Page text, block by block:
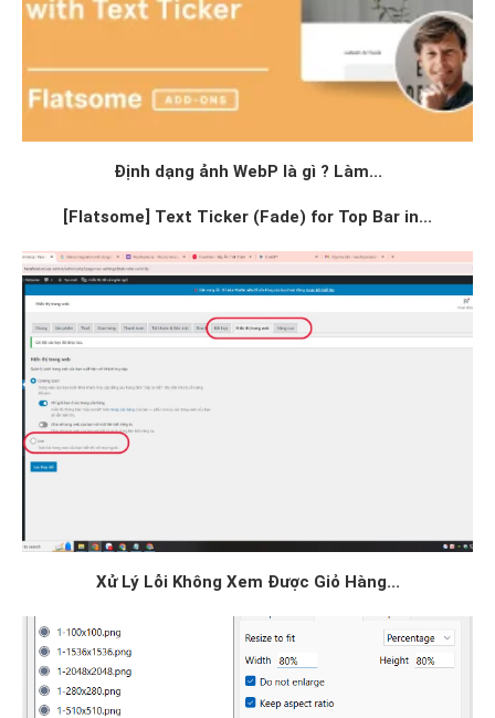
Định dạng ảnh WebP là gì ? Làm...
[Flatsome] Text Ticker (Fade) for Top Bar in...
Xử Lý Lỗi Không Xem Được Giỏ Hàng...